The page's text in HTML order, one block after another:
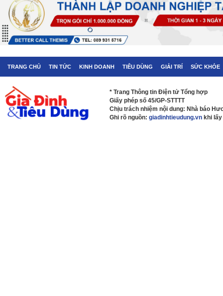
TRANG CHỦ TIN TỨC KINH DOANH TIÊU DÙNG GIẢI TRÍ SỨC KHỎE
* Trang Thông tin Điện tử Tổng hợp
Giấy phép số 45/GP-STTTT
Chịu trách nhiệm nội dung: Nhà báo
Ghi rõ nguồn: giadinhtieudung.vn khi